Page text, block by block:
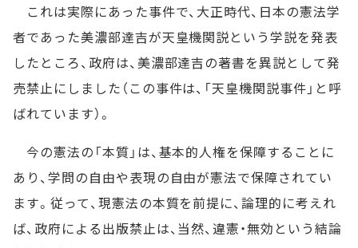
これは実際にあった事件で、大正時代、日本の憲法学
者であった美濃部達吉が天皇機関説という学説を発表
したところ、政府は、美濃部達吉の著書を異説として発
売禁止にしました（この事件は、「天皇機関説事件」と呼
ばれています）。
今の憲法の「本質」は、基本的人権を保障することに
あり、学問の自由や表現の自由が憲法で保障されてい
ます。従って、現憲法の本質を前提に、論理的に考えれ
ば、政府による出版禁止は、当然、違憲・無効という結論